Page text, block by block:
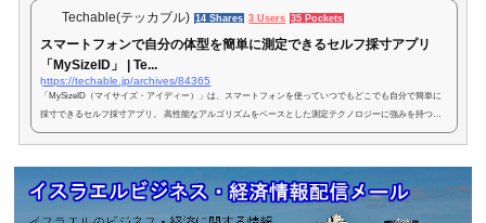
Techable(テッカブル) 14 Shares 3 Users 35 Pockets
スマートフォンで自分の体型を簡単に測定できるセルフ採寸アプリ
「MySizeID」 | Te...
https://techable.jp/archives/84365
「MySizeID（マイサイズ・アイディー）」は、スマートフォンを使っていつでもどこでも自分で簡単に
採寸できるセルフ採寸アプリ。 高性能なアルゴリズムをベースとした測定テクノロジーに強みを持つイ
スラエルの「My Size...